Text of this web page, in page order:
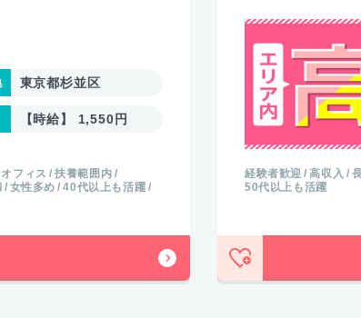
東京都杉並区
【時給】 1,550円
フィス
扶養範囲内
女性多め 40代以上も活躍
経験者歓迎 高収入
50代以上も活躍